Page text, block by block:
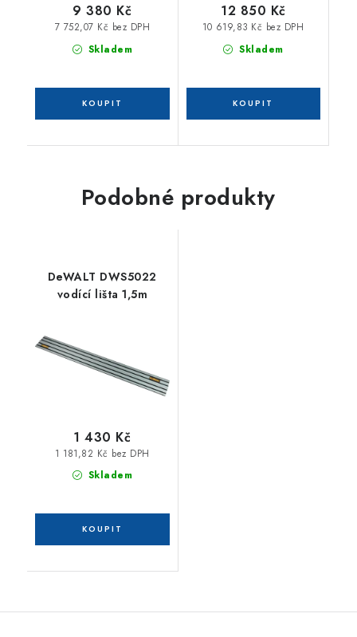
Skladem
7 752,07 Kč bez DPH
9 380 Kč nabíječky, kufr Tstak
Skladem
10 619,83 Kč bez DPH
12 850 Kč
Podobné produkty
DeWALT DWS5022
vodící lišta 1,5m
Skladem
1 181,82 Kč bez DPH
1 430 Kč